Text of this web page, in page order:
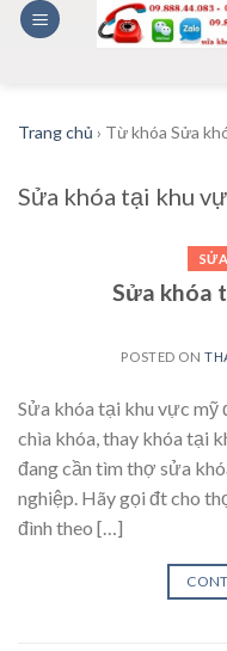
Skip
Trang chủ › Từ khóa Sửa
Sửa khóa tại khu
Sửa khóa
POSTED ON
Sửa khóa tại khu vực mỹ
chìa khóa, thay khóa tại
đang cần tìm thợ sửa
nghiệp. Hãy gọi đt cho
đình theo […]